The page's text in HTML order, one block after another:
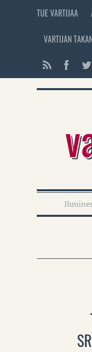
TUE VARTIJAA
VARTIJAN